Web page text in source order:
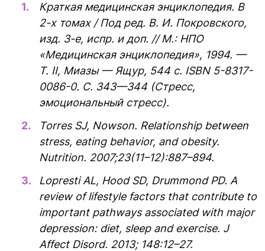
Краткая медицинская энциклопедия. В
2-х томах / Под ред. В. И. Покровского,
изд. 3-е, испр. и доп. // М.: НПО
«Медицинская энциклопедия», 1994. —
Т. II, Миазы — Ящур, 544 с. ISBN 5-8317-
0086-0. С. 343—344 (Стресс,
эмоциональный стресс).
Torres SJ, Nowson. Relationship between
stress, eating behavior, and obesity.
Nutrition. 2007;23(11–12):887–894.
Lopresti AL, Hood SD, Drummond PD. A
review of lifestyle factors that contribute to
important pathways associated with major
depression: diet, sleep and exercise. J
Affect Disord. 2013; 148:12–27.